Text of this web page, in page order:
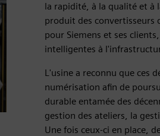
la rapidité, à la qualité et à
produit des convertisseurs
pour Siemens et ses
intelligentes à
L'usine a reconnu que ces
numérisation afin de
durable entamée des
gestion des ateliers, la
Une fois ceux-ci en place,